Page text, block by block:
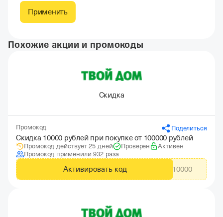
Применить
Похожие акции и промокоды
Скидка
Промокод Поделиться
Скидка 10000 рублей при покупке от 100000 рублей
Промокод действует 25 дней Проверен
Активен
Промокод применили 932 раза
Активировать код CITYADS10000